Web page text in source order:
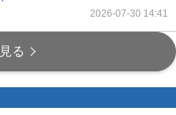
2026-07-30 14:41
る